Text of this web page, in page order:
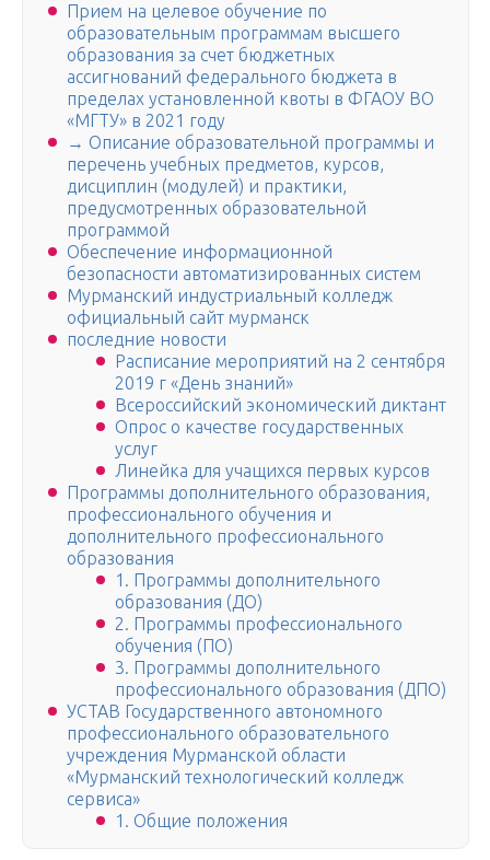
Прием на целевое обучение по
образовательным программам высшего
образования за счет бюджетных
ассигнований федерального бюджета в
пределах установленной квоты в ФГАОУ ВО
«МГТУ» в 2021 году
→ Описание образовательной программы и
перечень учебных предметов, курсов,
дисциплин (модулей) и практики,
предусмотренных образовательной
программой
Обеспечение информационной
безопасности автоматизированных систем
Мурманский индустриальный колледж
официальный сайт мурманск
последние новости
Расписание мероприятий на 2 сентября
2019 г «День знаний»
Всероссийский экономический диктант
Опрос о качестве государственных
услуг
Линейка для учащихся первых курсов
Программы дополнительного образования,
профессионального обучения и
дополнительного профессионального
образования
1. Программы дополнительного
образования (ДО)
2. Программы профессионального
обучения (ПО)
3. Программы дополнительного
профессионального образования (ДПО)
УСТАВ Государственного автономного
профессионального образовательного
учреждения Мурманской области
«Мурманский технологический колледж
сервиса»
1. Общие положения